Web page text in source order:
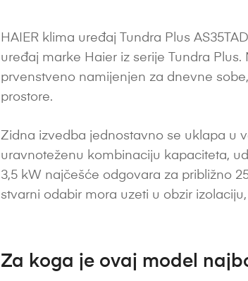
HAIER klima uređaj Tundra Plus
uređaj marke Haier iz serije Tundra
prvenstveno namijenjen za dnevne
prostore.
Zidna izvedba jednostavno se uklapa u
uravnoteženu kombinaciju kapaciteta,
3,5 kW najčešće odgovara za približno
stvarni odabir mora uzeti u obzir
Za koga je ovaj model